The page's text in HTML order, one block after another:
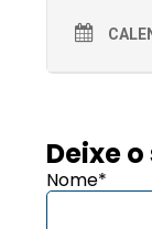
Deixe
Nome*